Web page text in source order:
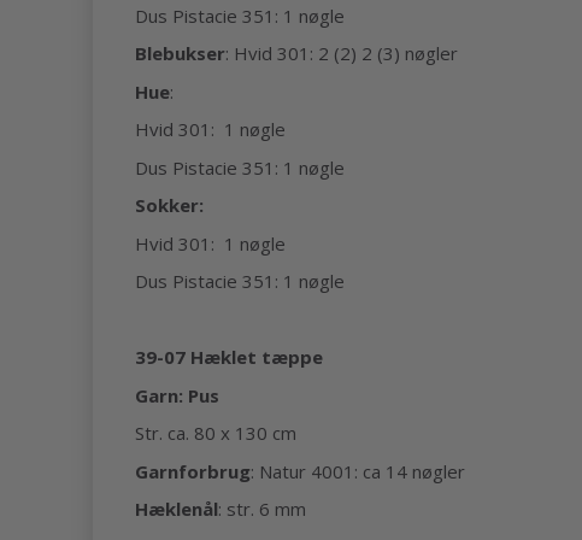
Dus Pistacie 351: 1 nøgle
Blebukser: Hvid 301: 2 (2) 2 (3) nøgler
Hue:
Hvid 301: 1 nøgle
Dus Pistacie 351: 1 nøgle
Sokker:
Hvid 301: 1 nøgle
Dus Pistacie 351: 1 nøgle
39-07 Hæklet tæppe
Garn: Pus
Str. ca. 80 x 130 cm
Garnforbrug: Natur 4001: ca 14 nøgler
Hæklenål: str. 6 mm